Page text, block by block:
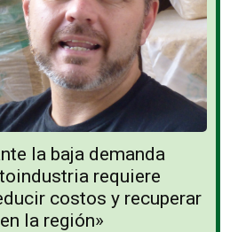
la baja demanda
requiere
costos y recuperar
la región»